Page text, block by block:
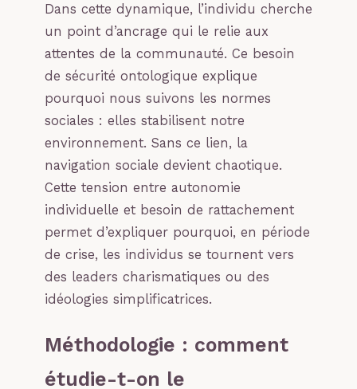
Dans cette dynamique, l’individu cherche
un point d’ancrage qui le relie aux
attentes de la communauté. Ce besoin
de sécurité ontologique explique
pourquoi nous suivons les normes
sociales : elles stabilisent notre
environnement. Sans ce lien, la
navigation sociale devient chaotique.
Cette tension entre autonomie
individuelle et besoin de rattachement
permet d’expliquer pourquoi, en période
de crise, les individus se tournent vers
des leaders charismatiques ou des
idéologies simplificatrices.
Méthodologie : comment
étudie-t-on le